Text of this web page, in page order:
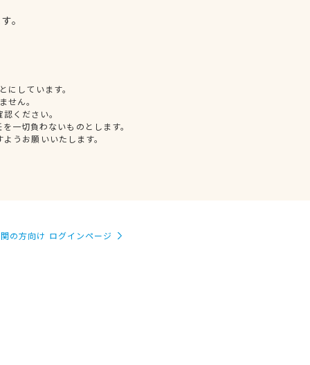
。
しています。
せん。
ください。
一切負わないものとします。
うお願いいたします。
の方向け ログインページ